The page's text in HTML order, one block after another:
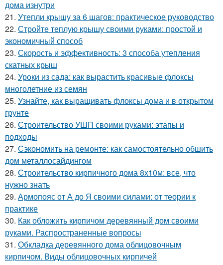
дома изнутри
21. Утепли крышу за 6 шагов: практическое руководство
22. Стройте теплую крышу своими руками: простой и
экономичный способ
23. Скорость и эффективность: 3 способа утепления
скатных крыш
24. Уроки из сада: как вырастить красивые флоксы
многолетние из семян
25. Узнайте, как выращивать флоксы дома и в открытом
грунте
26. Строительство УШП своими руками: этапы и
подходы
27. Сэкономить на ремонте: как самостоятельно обшить
дом металлосайдингом
28. Строительство кирпичного дома 8х10м: все, что
нужно знать
29. Армопояс от А до Я своими силами: от теории к
практике
30. Как обложить кирпичом деревянный дом своими
руками. Распространенные вопросы
31. Обкладка деревянного дома облицовочным
кирпичом. Виды облицовочных кирпичей